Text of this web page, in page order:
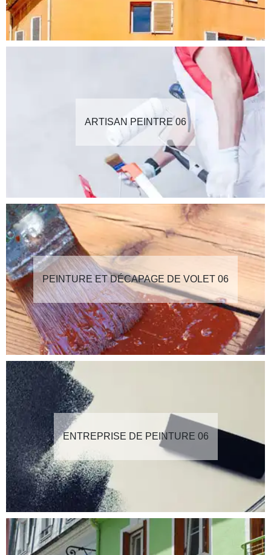
ARTISAN PEINTRE 06
PEINTURE ET DÉCAPAGE DE VOLET 06
ENTREPRISE DE PEINTURE 06